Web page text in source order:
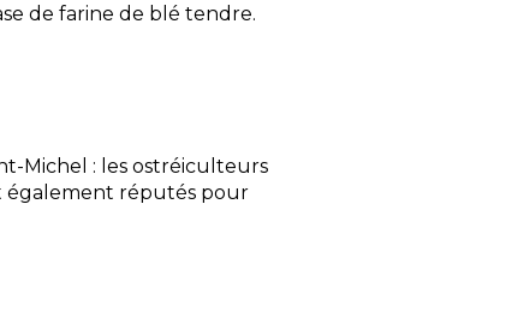
de farine de blé tendre.
Michel : les ostréiculteurs
également réputés pour